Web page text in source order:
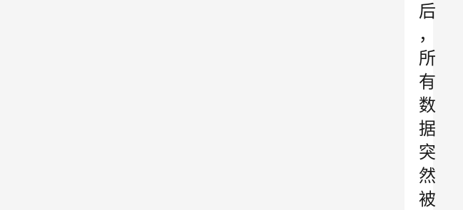
后
，
所
有
数
据
突
然
被